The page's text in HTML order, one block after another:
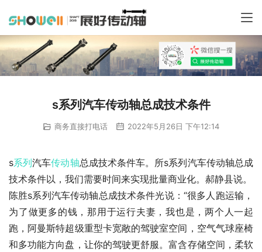
s系列汽车传动轴总成技术条件
商务直接打电话 2022年5月26日 下午12:14
s系列汽车传动轴总成技术条件车。所s系列汽车传动轴总成
技术条件以，我们需要时间来实现批量商业化。郝静县说。
陈胜s系列汽车传动轴总成技术条件光说：“很多人跑运输，
为了做更多的钱，那用于运行夫妻，我也是，两个人一起
跑，阿曼斯特超级重型卡宽敞的驾驶室空间，空气气球座椅
和多功能方向盘，让你的驾驶更舒服。富含存储空间，柔软